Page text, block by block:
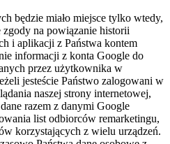
będzie miało miejsce tylko wtedy,
na powiązanie historii
i aplikacji z Państwa kontem
informacji z konta Google do
przez użytkownika w
jesteście Państwo zalogowani w
naszej strony internetowej,
razem z danymi Google
list odbiorców remarketingu,
korzystających z wielu urządzeń.